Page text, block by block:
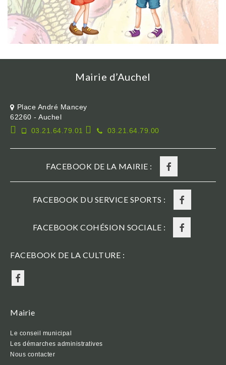
Mairie d’Auchel
Place André Mancey
62260 - Auchel
03.21.64.79.01
03.21.64.79.00
FACEBOOK DE LA MAIRIE :
FACEBOOK DU SERVICE SPORTS :
FACEBOOK COHÉSION SOCIALE :
FACEBOOK DE LA CULTURE :
Mairie
Le conseil municipal
Les démarches administratives
Nous contacter